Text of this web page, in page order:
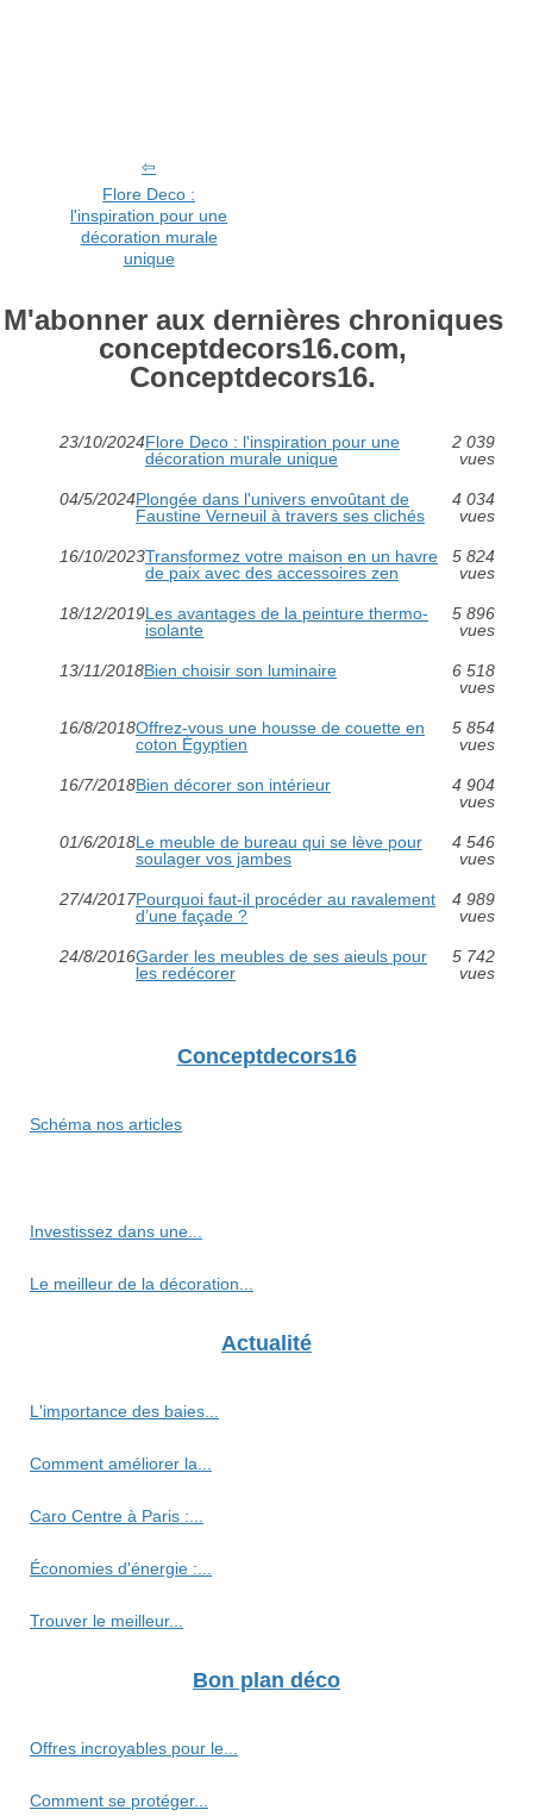
Flore Deco :
l'inspiration pour une
décoration murale
unique
M'abonner aux dernières chroniques
conceptdecors16.com,
Conceptdecors16.
23/10/2024Flore Deco : l'inspiration pour une
décoration murale unique
2 039
vues
04/5/2024Plongée dans l'univers envoûtant de
Faustine Verneuil à travers ses clichés
4 034
vues
16/10/2023Transformez votre maison en un havre
de paix avec des accessoires zen
5 824
vues
18/12/2019Les avantages de la peinture thermo-
isolante
5 896
vues
13/11/2018Bien choisir son luminaire
6 518
vues
16/8/2018Offrez-vous une housse de couette en
coton Égyptien
5 854
vues
16/7/2018Bien décorer son intérieur
4 904
vues
01/6/2018Le meuble de bureau qui se lève pour
soulager vos jambes
4 546
vues
27/4/2017Pourquoi faut-il procéder au ravalement
d’une façade ?
4 989
vues
24/8/2016Garder les meubles de ses aieuls pour
les redécorer
5 742
vues
Conceptdecors16
Schéma nos articles
Investissez dans une...
Le meilleur de la décoration...
Actualité
L'importance des baies...
Comment améliorer la...
Caro Centre à Paris :...
Économies d'énergie :...
Trouver le meilleur...
Bon plan déco
Offres incroyables pour le...
Comment se protéger...